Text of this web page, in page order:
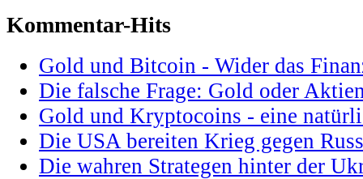
Kommentar-Hits
Gold und Bitcoin - Wider das
Die falsche Frage: Gold oder
Gold und Kryptocoins - eine
Die USA bereiten Krieg gegen
Die wahren Strategen hinter der